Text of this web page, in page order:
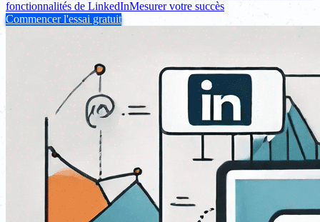
fonctionnalités de LinkedInMesurer votre succès
Commencer l'essai gratuit